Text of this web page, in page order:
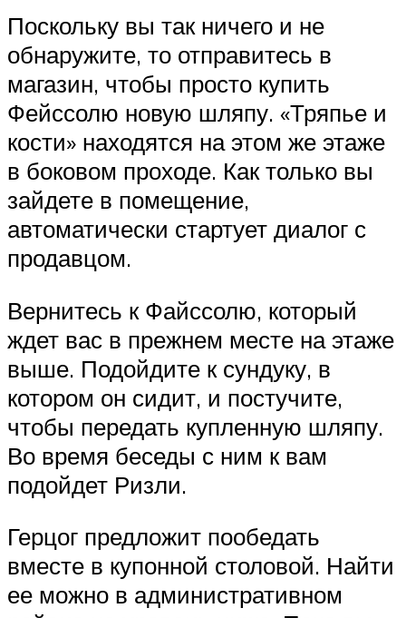
Поскольку вы так ничего и не
обнаружите, то отправитесь в
магазин, чтобы просто купить
Фейссолю новую шляпу. «Тряпье и
кости» находятся на этом же этаже
в боковом проходе. Как только вы
зайдете в помещение,
автоматически стартует диалог с
продавцом.
Вернитесь к Файссолю, который
ждет вас в прежнем месте на этаже
выше. Подойдите к сундуку, в
котором он сидит, и постучите,
чтобы передать купленную шляпу.
Во время беседы с ним к вам
подойдет Ризли.
Герцог предложит пообедать
вместе в купонной столовой. Найти
ее можно в административном